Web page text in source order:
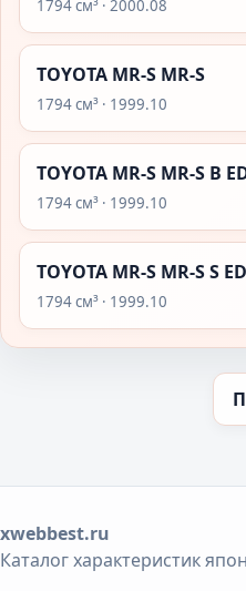
1794 см³ · 2000.08
TOYOTA MR-S MR-S
1794 см³ · 1999.10
TOYOTA MR-S MR-S B
1794 см³ · 1999.10
TOYOTA MR-S MR-S S
1794 см³ · 1999.10
xwebbest.ru
Каталог характеристик